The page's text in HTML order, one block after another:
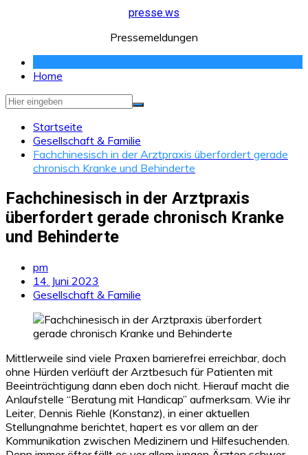
presse.ws
Pressemeldungen
Home
Startseite
Gesellschaft & Familie
Fachchinesisch in der Arztpraxis überfordert gerade
chronisch Kranke und Behinderte
Fachchinesisch in der Arztpraxis
überfordert gerade chronisch Kranke
und Behinderte
pm
14. Juni 2023
Gesellschaft & Familie
Mittlerweile sind viele Praxen barrierefrei erreichbar, doch
ohne Hürden verläuft der Arztbesuch für Patienten mit
Beeinträchtigung dann eben doch nicht. Hierauf macht die
Anlaufstelle “Beratung mit Handicap” aufmerksam. Wie ihr
Leiter, Dennis Riehle (Konstanz), in einer aktuellen
Stellungnahme berichtet, hapert es vor allem an der
Kommunikation zwischen Medizinern und Hilfesuchenden.